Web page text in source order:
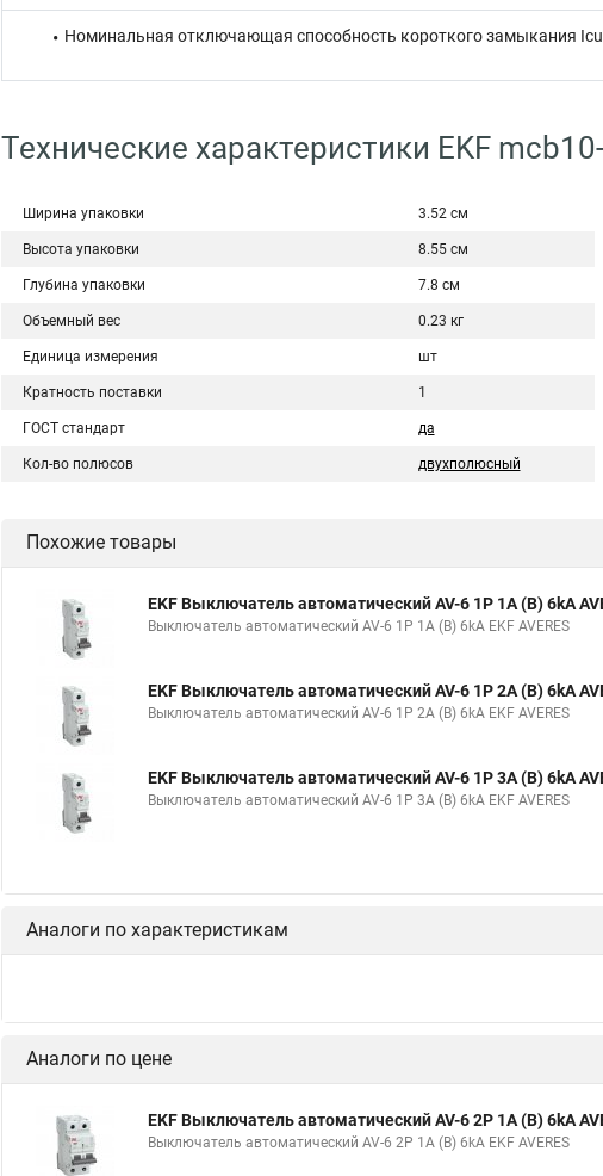
Номинальная отключающая способность короткого замыкания
Технические характеристики EKF
Ширина упаковки 3.52 см
Высота упаковки 8.55 см
Глубина упаковки 7.8 см
Объемный вес 0.23 кг
Единица измерения шт
Кратность поставки 1
ГОСТ стандарт да
Кол-во полюсов двухполюсный
Похожие товары
EKF Выключатель автоматический AV-6 1P 1A (B) 6kA
Выключатель автоматический AV-6 1P 1A (B) 6kA EKF AVERES
EKF Выключатель автоматический AV-6 1P 2A (B) 6kA
Выключатель автоматический AV-6 1P 2A (B) 6kA EKF AVERES
EKF Выключатель автоматический AV-6 1P 3A (B) 6kA
Выключатель автоматический AV-6 1P 3A (B) 6kA EKF AVERES
Аналоги по характеристикам
Аналоги по цене
EKF Выключатель автоматический AV-6 2P 1A (B) 6kA
Выключатель автоматический AV-6 2P 1A (B) 6kA EKF AVERES